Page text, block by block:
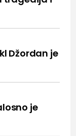
Džordan je
je